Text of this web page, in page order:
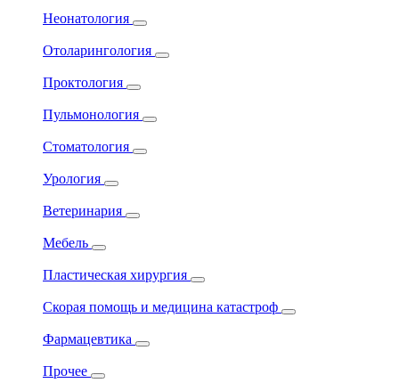
Неонатология
Отоларингология
Проктология
Пульмонология
Стоматология
Урология
Ветеринария
Мебель
Пластическая хирургия
Скорая помощь и медицина катастроф
Фармацевтика
Прочее